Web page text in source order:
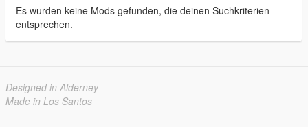
Es wurden keine Mods gefunden, die deinen Suchkriterien
entsprechen.
Designed in Alderney
Made in Los Santos